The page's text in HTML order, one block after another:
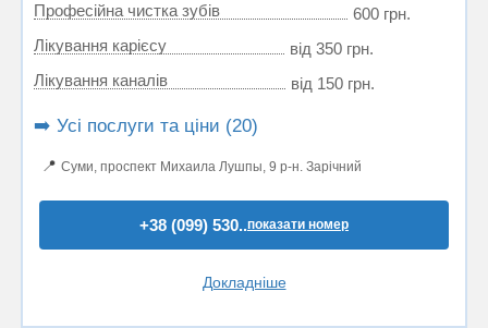
Професійна чистка зубів
600 грн.
Лікування карієсу
від 350 грн.
Лікування каналів
від 150 грн.
➡️ Усі послуги та ціни (20)
📍 Суми, проспект Михаила Лушпы, 9 р-н. Зарічний
+38 (099) 530..показати номер
Докладніше